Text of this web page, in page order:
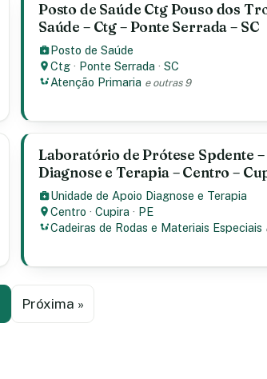
Posto de Saúde Ctg Pouso dos
Saúde – Ctg – Ponte Serrada – SC
Posto de Saúde
Ctg · Ponte Serrada ·SC
Atenção Primaria e outras 9
Laboratório de Prótese Spdente
Diagnose e Terapia – Centro –
Unidade de Apoio Diagnose e Terapia
Centro ·Cupira · PE
Cadeiras de Rodas e Materiais Especiais
Próxima »